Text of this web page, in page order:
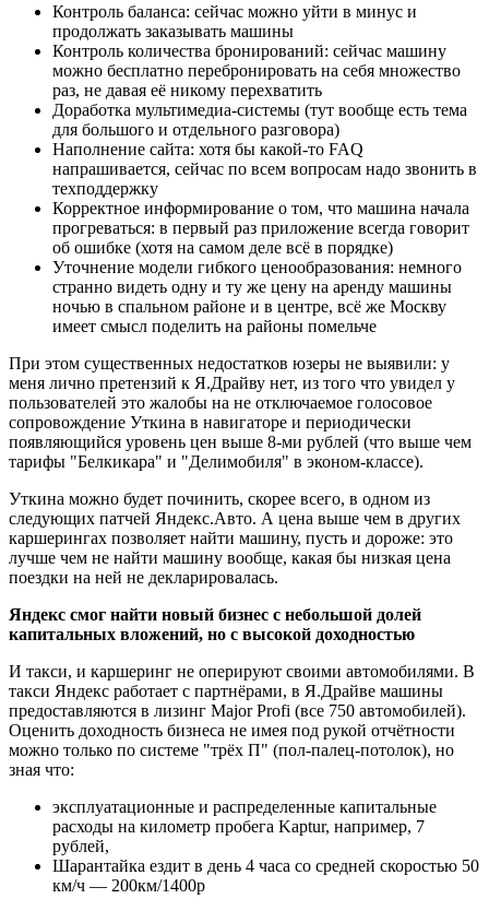
Контроль баланса: сейчас можно уйти в минус и
продолжать заказывать машины
Контроль количества бронирований: сейчас машину
можно бесплатно перебронировать на себя множество
раз, не давая её никому перехватить
Доработка мультимедиа-системы (тут вообще есть тема
для большого и отдельного разговора)
Наполнение сайта: хотя бы какой-то FAQ
напрашивается, сейчас по всем вопросам надо звонить в
техподдержку
Корректное информирование о том, что машина начала
прогреваться: в первый раз приложение всегда говорит
об ошибке (хотя на самом деле всё в порядке)
Уточнение модели гибкого ценообразования: немного
странно видеть одну и ту же цену на аренду машины
ночью в спальном районе и в центре, всё же Москву
имеет смысл поделить на районы помельче
При этом существенных недостатков юзеры не выявили: у
меня лично претензий к Я.Драйву нет, из того что увидел у
пользователей это жалобы на не отключаемое голосовое
сопровождение Уткина в навигаторе и периодически
появляющийся уровень цен выше 8-ми рублей (что выше чем
тарифы "Белкикара" и "Делимобиля" в эконом-классе).
Уткина можно будет починить, скорее всего, в одном из
следующих патчей Яндекс.Авто. А цена выше чем в других
каршерингах позволяет найти машину, пусть и дороже: это
лучше чем не найти машину вообще, какая бы низкая цена
поездки на ней не декларировалась.
Яндекс смог найти новый бизнес с небольшой долей
капитальных вложений, но с высокой доходностью
И такси, и каршеринг не оперируют своими автомобилями. В
такси Яндекс работает с партнёрами, в Я.Драйве машины
предоставляются в лизинг Major Profi (все 750 автомобилей).
Оценить доходность бизнеса не имея под рукой отчётности
можно только по системе "трёх П" (пол-палец-потолок), но
зная что:
эксплуатационные и распределенные капитальные
расходы на километр пробега Kaptur, например, 7
рублей,
Шарантайка ездит в день 4 часа со средней скоростью 50
км/ч — 200км/1400р